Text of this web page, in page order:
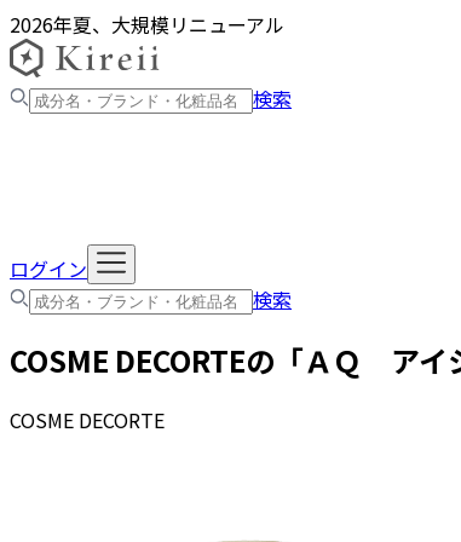
2026年夏、大規模リニューアル
検索
ログイン
検索
COSME DECORTEの「ＡＱ アイ
COSME DECORTE